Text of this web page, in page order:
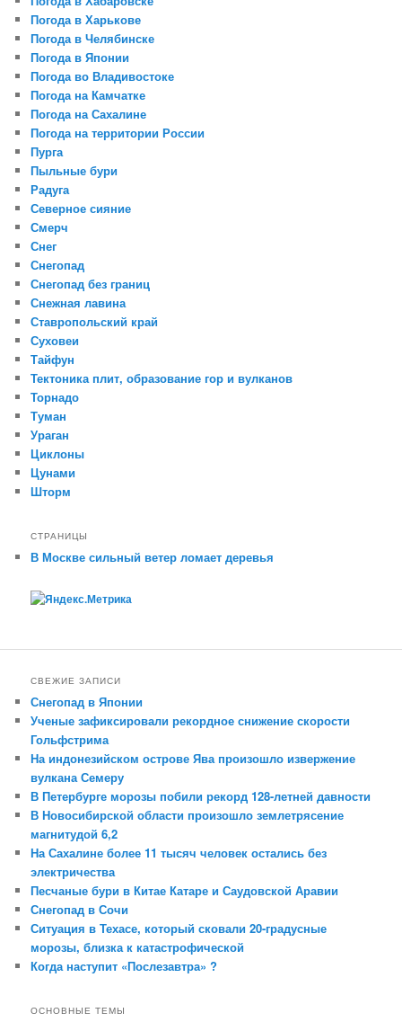
Погода в Харькове
Погода в Челябинске
Погода в Японии
Погода во Владивостоке
Погода на Камчатке
Погода на Сахалине
Погода на территории России
Пурга
Пыльные бури
Радуга
Северное сияние
Смерч
Снег
Снегопад
Снегопад без границ
Снежная лавина
Ставропольский край
Суховеи
Тайфун
Тектоника плит, образование гор и вулканов
Торнадо
Туман
Ураган
Циклоны
Цунами
Шторм
СТРАНИЦЫ
В Москве сильный ветер ломает деревья
СВЕЖИЕ ЗАПИСИ
Снегопад в Японии
Ученые зафиксировали рекордное снижение скорости
Гольфстрима
На индонезийском острове Ява произошло извержение
вулкана Семеру
В Петербурге морозы побили рекорд 128-летней давности
В Новосибирской области произошло землетрясение
магнитудой 6,2
На Сахалине более 11 тысяч человек остались без
электричества
Песчаные бури в Китае Катаре и Саудовской Аравии
Снегопад в Сочи
Ситуация в Техасе, который сковали 20-градусные
морозы, близка к катастрофической
Когда наступит «Послезавтра» ?
ОСНОВНЫЕ ТЕМЫ